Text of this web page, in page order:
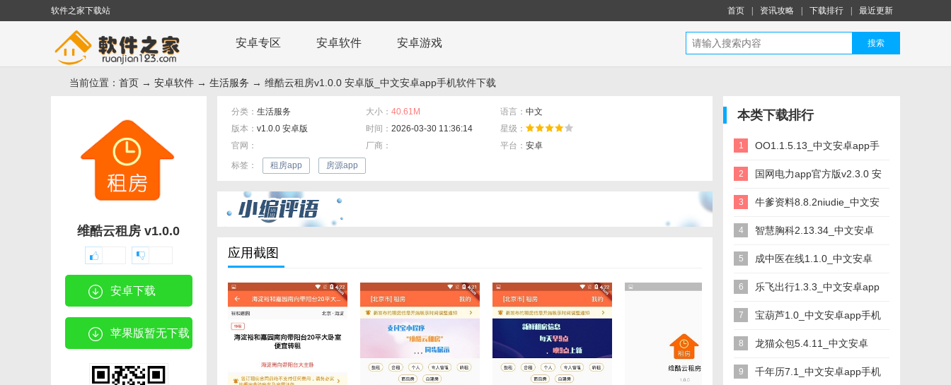
软件之家下载站 首页 资讯攻略 下载排行 最近更新
安卓专区 安卓软件 安卓游戏 搜索
当前位置： 首页 → 安卓软件 → 生活服务 → 维酷云租房v1.0.0 安卓版_中文安卓app手机软件下载
维酷云租房 v1.0.0
安卓下载
苹果版暂无下载
分类： 生活服务 大小： 40.61M 语言： 中文
版本： v1.0.0 安卓版 时间： 2026-03-30 11:36:14
星级：
官网：
厂商： 平台： 安卓
标签：
租房app 房源app
应用截图
本类下载排行
1 OO1.1.5.13_中文安卓app手
机软件下载
2 国网电力app官方版v2.3.0 安
卓版_中文安卓app手机软件
下载
3 牛爹资料8.8.2niudie_中文安
卓app手机软件下载
4 智慧胸科2.13.34_中文安卓
app手机软件下载
5 成中医在线1.1.0_中文安卓
app手机软件下载
6 乐飞出行1.3.3_中文安卓app
手机软件下载
7 宝葫芦1.0_中文安卓app手机
软件下载
8 龙猫众包5.4.11_中文安卓
app手机软件下载
9 千年历7.1_中文安卓app手机